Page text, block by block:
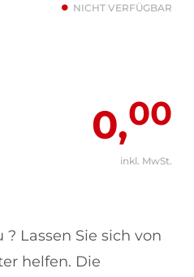
NICHT VERFÜGBAR
0,00
inkl. MwSt.
? Lassen Sie sich von
helfen. Die